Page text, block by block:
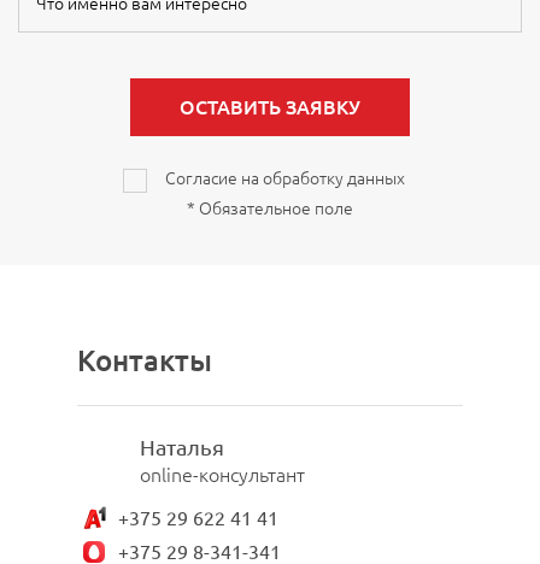
ОСТАВИТЬ ЗАЯВКУ
Согласие на обработку данных
* Обязательное поле
Контакты
Наталья
online-консультант
+375 29 622 41 41
+375 29 8-341-341